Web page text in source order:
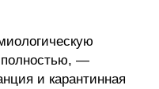
полностью, —
и карантинная